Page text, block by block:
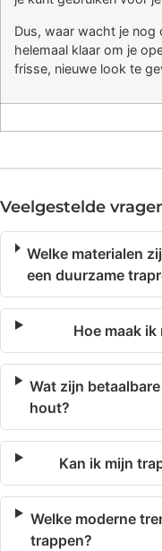
Dus, waar wacht je nog
helemaal klaar om je
frisse, nieuwe look te
Veelgestelde
Welke materialen
een duurzame
Hoe maak
Wat zijn
hout?
Kan ik mijn
Welke moderne
trappen?